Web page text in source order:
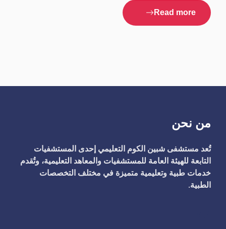
Read more
من نحن
تُعد مستشفى شبين الكوم التعليمي إحدى المستشفيات
التابعة للهيئة العامة للمستشفيات والمعاهد التعليمية، وتُقدم
خدمات طبية وتعليمية متميزة في مختلف التخصصات
الطبية.